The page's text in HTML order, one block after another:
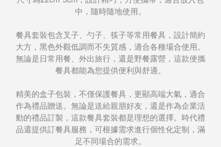
中，隨時隨地使用。
餐具套裝包含叉子、勺子、筷子等常用餐具，設計簡約
大方，黑色外觀低調而不失質感，適合各種場合使用。
無論是日常用餐、外出旅行，還是野餐露營，這款便攜
餐具都能為您提供便利與舒適。
精美的盒子包裝，不僅保護餐具，更顯高端大氣，適合
作為禮品贈送。無論是送給親朋好友，還是作為企業活
動的禮品訂製，這款餐具套裝都是理想的選擇。時代禮
品還提供訂餐具服務，可根據需求進行個性化定制，滿
足不同場合的需求。